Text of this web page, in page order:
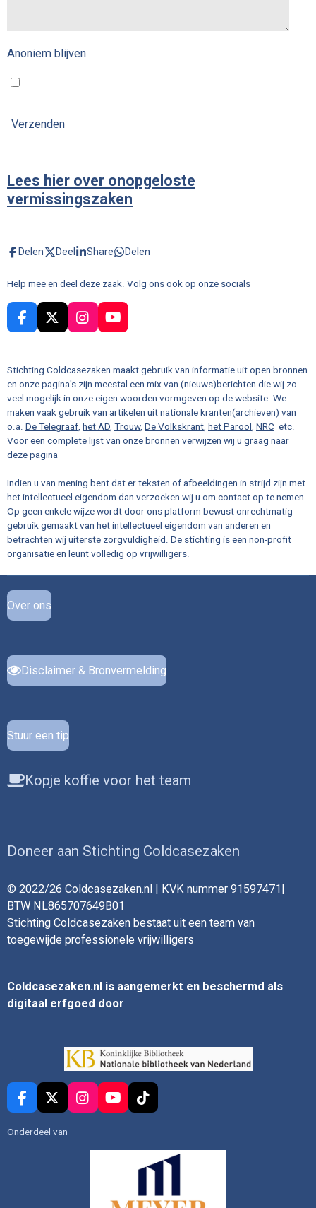
Anoniem blijven
Verzenden
Lees hier over onopgeloste
vermissingszaken
Delen Deel Share Delen
Help mee en deel deze zaak. Volg ons ook op onze socials
F
a
e
b
o
o
k
X
I
n
a
g
r
a
m
Y
o
u
b
e
Stichting Coldcasezaken maakt gebruik van informatie uit open bronnen
en onze pagina's zijn meestal een mix van (nieuws)berichten die wij zo
veel mogelijk in onze eigen woorden vormgeven op de website. We
maken vaak gebruik van artikelen uit nationale kranten(archieven) van
o.a. De Telegraaf het AD Trouw, De Volkskrant het Parool NRC etc.
Voor een complete lijst van onze bronnen verwijzen wij u graag naar
deze pagina
Indien u van mening bent dat er teksten of afbeeldingen in strijd zijn met
het intellectueel eigendom dan verzoeken wij u om contact op te nemen.
Op geen enkele wijze wordt door ons platform bewust onrechtmatig
gebruik gemaakt van het intellectueel eigendom van anderen en
betrachten wij uiterste zorgvuldigheid. De stichting is een non-profit
organisatie en leunt volledig op vrijwilligers.
Over ons
Disclaimer & Bronvermelding
Stuur een tip
Kopje koffie voor het team
Doneer aan Stichting Coldcasezaken
© 2022/26 Coldcasezaken.nl | KVK nummer 91597471|
BTW NL865707649B01
Stichting Coldcasezaken bestaat uit een team van
toegewijde professionele vrijwilligers
Coldcasezaken.nl is aangemerkt en beschermd als
digitaal erfgoed door
F
a
c
X
I
n
Y
o
T
i
k
Onderdeel van